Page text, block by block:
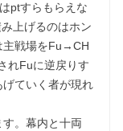
ptすらもらえな
上げるのはホン
主戦場をFu→CH
れFuに逆戻りす
ていく者が現れ
。幕内と十両